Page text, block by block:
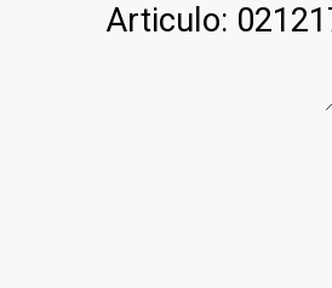
Articulo: